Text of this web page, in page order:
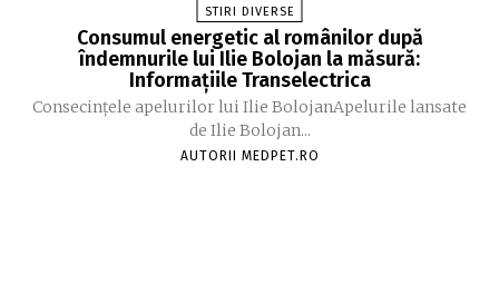
STIRI DIVERSE
Consumul energetic al românilor după
îndemnurile lui Ilie Bolojan la măsură:
Informațiile Transelectrica
Consecințele apelurilor lui Ilie BolojanApelurile lansate
de Ilie Bolojan...
AUTORII MEDPET.RO